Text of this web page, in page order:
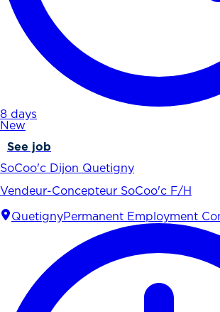
8 days
New
See job
SoCoo'c Dijon Quetigny
Vendeur-Concepteur SoCoo'c F/H
QuetignyPermanent Employment